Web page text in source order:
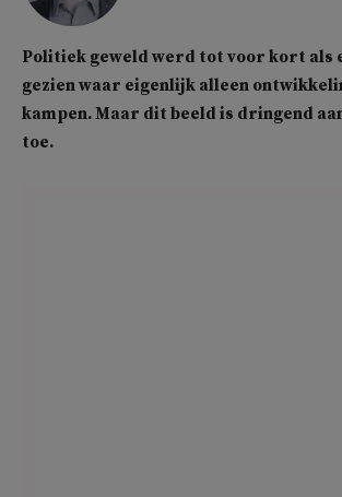
Politiek geweld werd tot voor kort als
gezien waar eigenlijk alleen
kampen. Maar dit beeld is dringend
toe.